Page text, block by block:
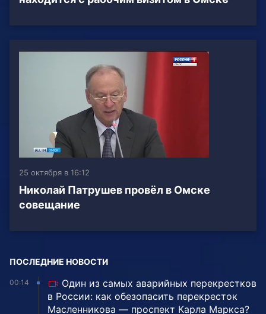
25 октября в 16:12
Николай Патрушев провёл в Омске
совещание
ПОСЛЕДНИЕ НОВОСТИ
00:14
Один из самых аварийных перекрестков
в России: как обезопасить перекресток
Масленникова — проспект Карла Маркса?